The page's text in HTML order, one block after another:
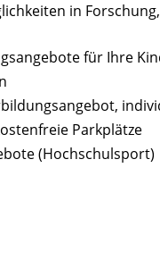
in
für Ihre
Parkplätze
(Hochschulsport)